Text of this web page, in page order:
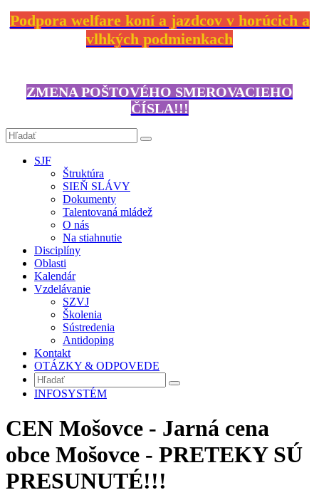
Podpora welfare koní a jazdcov v horúcich a
vlhkých podmienkach
ZMENA POŠTOVÉHO SMEROVACIEHO
ČÍSLA!!!
SJF
Štruktúra
SIEŇ SLÁVY
Dokumenty
Talentovaná mládež
O nás
Na stiahnutie
Disciplíny
Oblasti
Kalendár
Vzdelávanie
SZVJ
Školenia
Sústredenia
Antidoping
Kontakt
OTÁZKY & ODPOVEDE
INFOSYSTÉM
CEN Mošovce - Jarná cena
obce Mošovce - PRETEKY SÚ
PRESUNUTÉ!!!